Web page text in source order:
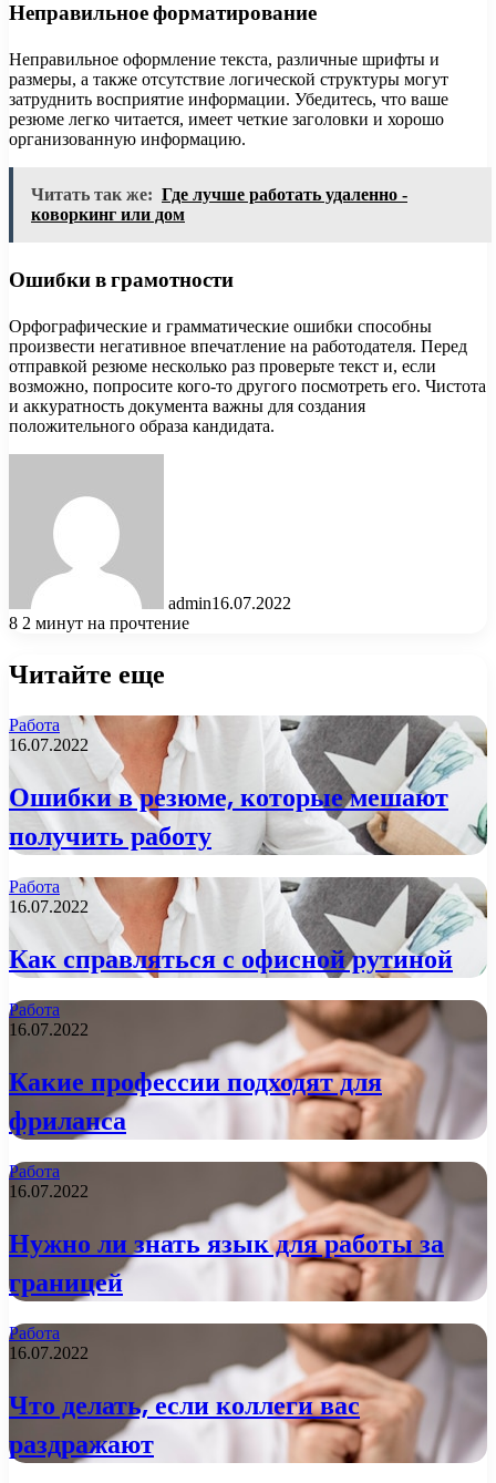
Неправильное форматирование
Неправильное оформление текста, различные шрифты и
размеры, а также отсутствие логической структуры могут
затруднить восприятие информации. Убедитесь, что ваше
резюме легко читается, имеет четкие заголовки и хорошо
организованную информацию.
Читать так же: Где лучше работать удаленно -
коворкинг или дом
Ошибки в грамотности
Орфографические и грамматические ошибки способны
произвести негативное впечатление на работодателя. Перед
отправкой резюме несколько раз проверьте текст и, если
возможно, попросите кого-то другого посмотреть его. Чистота
и аккуратность документа важны для создания
положительного образа кандидата.
admin16.07.2022
8 2 минут на прочтение
Читайте еще
Работа
16.07.2022
Ошибки в резюме, которые мешают
получить работу
Работа
16.07.2022
Как справляться с офисной рутиной
Работа
16.07.2022
Какие профессии подходят для
фриланса
Работа
16.07.2022
Нужно ли знать язык для работы за
границей
Работа
16.07.2022
Что делать, если коллеги вас
раздражают